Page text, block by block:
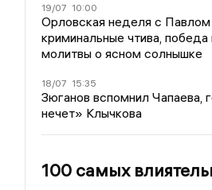
19/07 10:00
Орловская неделя с
криминальные чтива,
молитвы о ясном солнышке
18/07 15:35
Зюганов вспомнил Чапаева,
нечет» Клычкова
100 самых